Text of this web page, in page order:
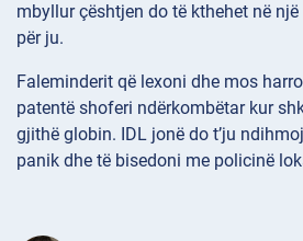
mbyllur çështjen do të kthehet në
për ju.
Faleminderit që lexoni dhe mos
patentë shoferi ndërkombëtar kur
gjithë globin. IDL jonë do t’ju
panik dhe të bisedoni me policinë